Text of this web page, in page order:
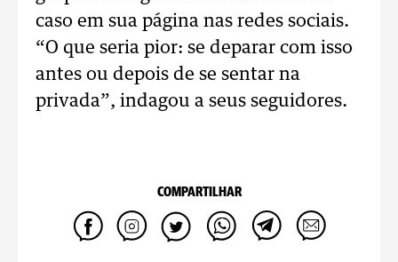
caso em sua página nas redes sociais.
“O que seria pior: se deparar com isso
antes ou depois de se sentar na
privada”, indagou a seus seguidores.
COMPARTILHAR